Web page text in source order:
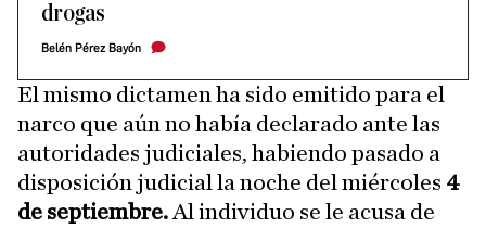
drogas
Belén Pérez Bayón
El mismo dictamen ha sido emitido para el
narco que aún no había declarado ante las
autoridades judiciales, habiendo pasado a
disposición judicial la noche del miércoles 4
de septiembre. Al individuo se le acusa de